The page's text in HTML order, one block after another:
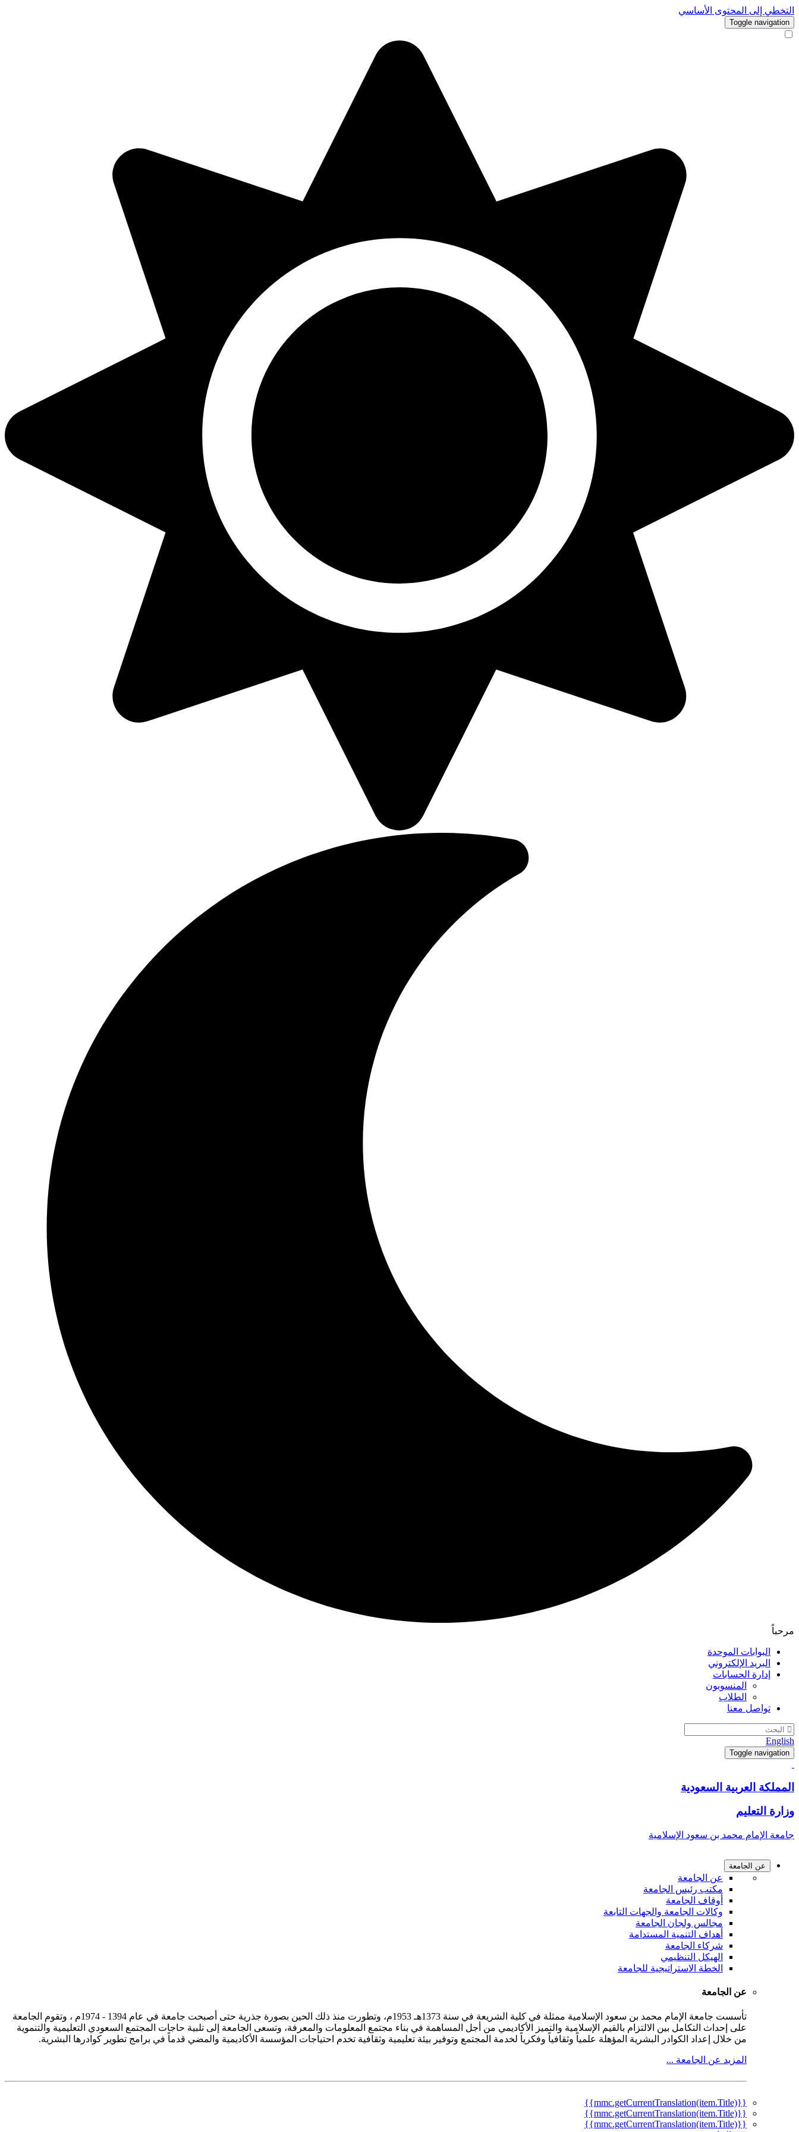
التخطي إلى المحتوى الأساسي
Toggle navigation
مرحباً
البوابات الموحدة
البريد الإلكتروني
إدارة الحسابات
المنسوبون
الطلاب
تواصل معنا
English
Toggle navigation
المملكة العربية السعودية
وزارة التعليم
جامعة الإمام محمد بن سعود الإسلامية
عن الجامعة
عن الجامعة
مكتب رئيس الجامعة
أوقاف الجامعة
وكالات الجامعة والجهات التابعة
مجالس ولجان الجامعة
أهداف التنمية المستدامة
شركاء الجامعة
الهيكل التنظيمي
الخطة الاستراتيجية للجامعة
عن الجامعة
تأسست جامعة الإمام محمد بن سعود الإسلامية ممثلة في كلية الشريعة في سنة 1373هـ 1953م، وتطورت منذ ذلك الحين بصورة جذرية حتى أصبحت جامعة في عام 1394 - 1974م ، وتقوم الجامعة
على إحداث التكامل بين الالتزام بالقيم الإسلامية والتميز الأكاديمي من أجل المساهمة في بناء مجتمع المعلومات والمعرفة، وتسعى الجامعة إلى تلبية حاجات المجتمع السعودي التعليمية والتنموية
من خلال إعداد الكوادر البشرية المؤهلة علمياً وثقافياً وفكرياً لخدمة المجتمع وتوفير بيئة تعليمية وثقافية تخدم احتياجات المؤسسة الأكاديمية والمضي قدماً في برامج تطوير كوادرها البشرية.
المزيد عن الجامعة ...
{{mmc.getCurrentTranslation(item.Title)}}
{{mmc.getCurrentTranslation(item.Title)}}
{{mmc.getCurrentTranslation(item.Title)}}